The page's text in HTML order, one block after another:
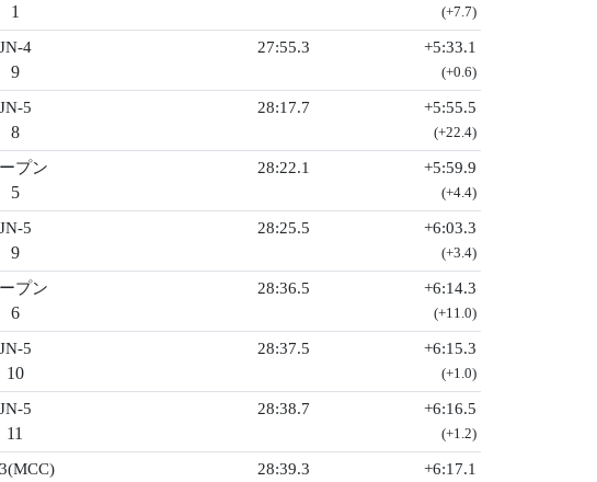
1 (+7.7)
JN-4
9
27:55.3 +5:33.1
(+0.6)
JN-5
8
28:17.7 +5:55.5
(+22.4)
プン
5
28:22.1 +5:59.9
(+4.4)
JN-5
9
28:25.5 +6:03.3
(+3.4)
プン
6
28:36.5 +6:14.3
(+11.0)
JN-5
10
28:37.5 +6:15.3
(+1.0)
JN-5
11
28:38.7 +6:16.5
(+1.2)
28:39.3 +6:17.1